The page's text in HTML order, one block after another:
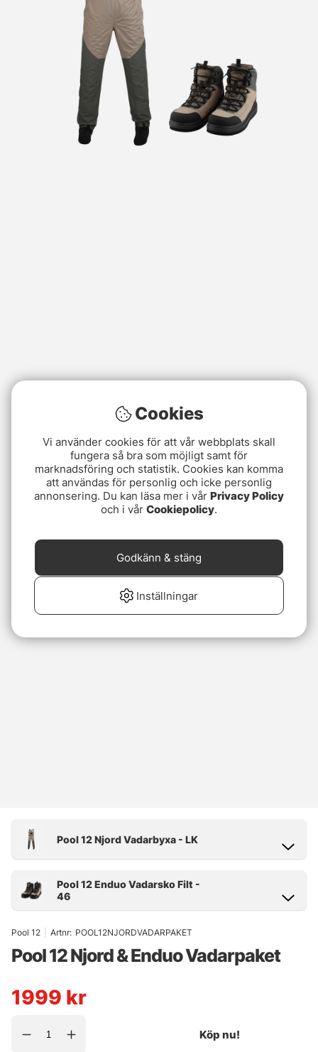
Pool 12 Artnr: POOL12NJORDVADARPAKET
Pool 12 Njord & Enduo Vadarpaket
1999 kr
Köp nu!
Cookies
Vi använder cookies för att vår webbplats skall
fungera så bra som möjligt samt för
marknadsföring och statistik. Cookies kan komma
att användas för personlig och icke personlig
annonsering. Du kan läsa mer i vår Privacy Policy
och i vår Cookiepolicy.
Inställningar
Godkänn & stäng